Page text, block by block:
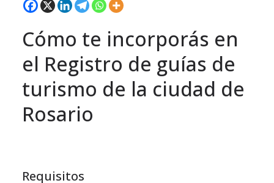
Cómo te incorporás en
el Registro de guías de
turismo de la ciudad de
Rosario
Requisitos